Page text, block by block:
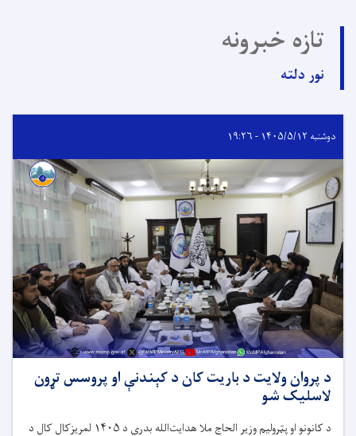
تازه خبرونه
نور دلته
دوشنبه ۱۴۰۵/۵/۱۲ - ۱۹:۲۶
د پروان ولایت د باریت کان د کېندنې او پروسس تړون
لاسلیک شو
د کانونو او پټرولیم وزیر الحاج ملا هدایت‌الله بدري د ۱۴۰۵ لمریزکال کال د